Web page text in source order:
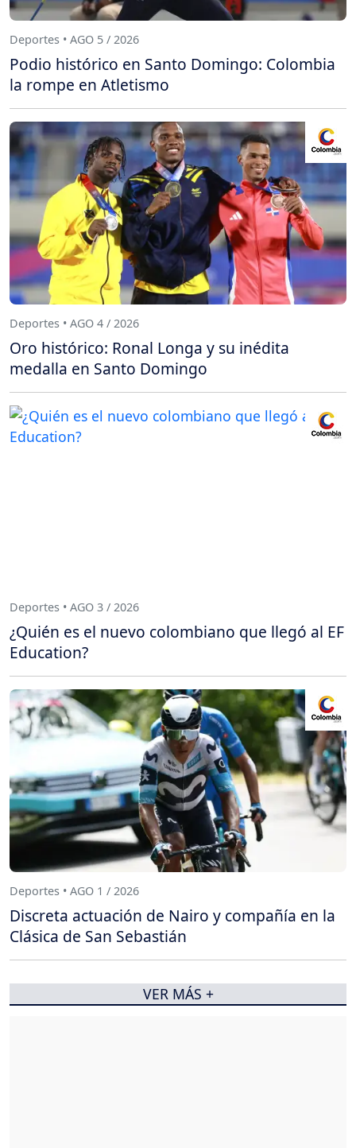
Deportes • AGO 5 / 2026
Podio histórico en Santo Domingo: Colombia
la rompe en Atletismo
Deportes • AGO 4 / 2026
Oro histórico: Ronal Longa y su inédita
medalla en Santo Domingo
Deportes • AGO 3 / 2026
¿Quién es el nuevo colombiano que llegó al EF
Education?
Deportes • AGO 1 / 2026
Discreta actuación de Nairo y compañía en la
Clásica de San Sebastián
VER MÁS +